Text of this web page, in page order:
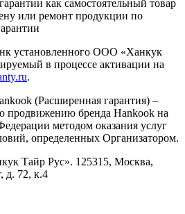
как самостоятельный товар
или ремонт продукции по
установленного ООО «Ханкук
в процессе активации на
.
(Расширенная гарантия) –
продвижению бренда Hankook на
методом оказания услуг
определенных Организатором.
Тайр Рус». 125315, Москва,
д. 72, к.4